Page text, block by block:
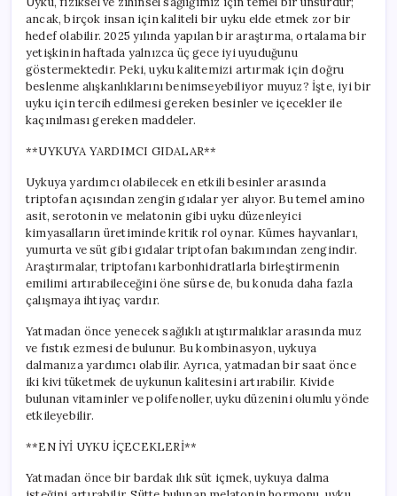
İçecekler:
Uzak
Durulması
Gerekenler
için
ancak, birçok insan için kaliteli bir uyku elde etmek zor bir
hedef olabilir. 2025 yılında yapılan bir araştırma, ortalama bir
yetişkinin haftada yalnızca üç gece iyi uyuduğunu
göstermektedir. Peki, uyku kalitemizi artırmak için doğru
beslenme alışkanlıklarını benimseyebiliyor muyuz? İşte, iyi bir
uyku için tercih edilmesi gereken besinler ve içecekler ile
kaçınılması gereken maddeler.
**UYKUYA YARDIMCI GIDALAR**
Uykuya yardımcı olabilecek en etkili besinler arasında
triptofan açısından zengin gıdalar yer alıyor. Bu temel amino
asit, serotonin ve melatonin gibi uyku düzenleyici
kimyasalların üretiminde kritik rol oynar. Kümes hayvanları,
yumurta ve süt gibi gıdalar triptofan bakımından zengindir.
Araştırmalar, triptofanı karbonhidratlarla birleştirmenin
emilimi artırabileceğini öne sürse de, bu konuda daha fazla
çalışmaya ihtiyaç vardır.
Yatmadan önce yenecek sağlıklı atıştırmalıklar arasında muz
ve fıstık ezmesi de bulunur. Bu kombinasyon, uykuya
dalmanıza yardımcı olabilir. Ayrıca, yatmadan bir saat önce
iki kivi tüketmek de uykunun kalitesini artırabilir. Kivide
bulunan vitaminler ve polifenoller, uyku düzenini olumlu yönde
etkileyebilir.
**EN İYİ UYKU İÇECEKLERİ**
Yatmadan önce bir bardak ılık süt içmek, uykuya dalma